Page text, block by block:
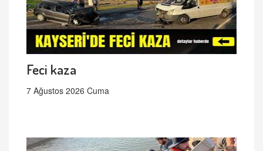
Feci kaza
7 Ağustos 2026 Cuma